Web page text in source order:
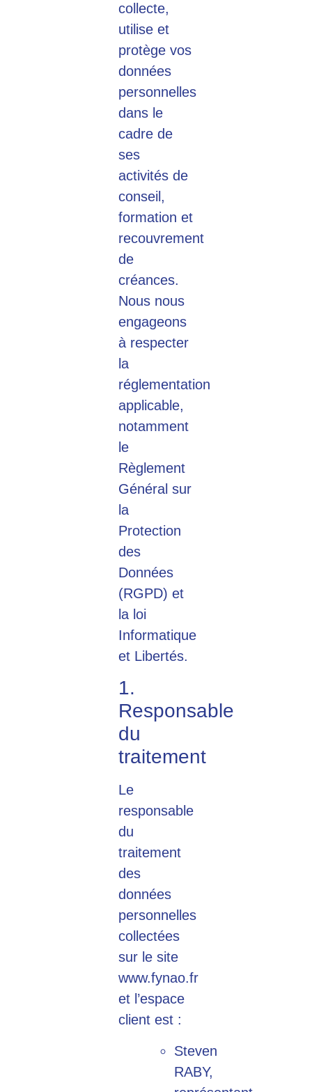
collecte,
utilise et
protège vos
données
personnelles
dans le
cadre de
ses
activités de
conseil,
formation et
recouvrement
de
créances.
Nous nous
engageons
à respecter
la
réglementation
applicable,
notamment
le
Règlement
Général sur
la
Protection
des
Données
(RGPD) et
la loi
Informatique
et Libertés.
1.
Responsable
du
traitement
Le
responsable
du
traitement
des
données
personnelles
collectées
sur le site
www.fynao.fr
et l’espace
client est :
Steven
RABY,